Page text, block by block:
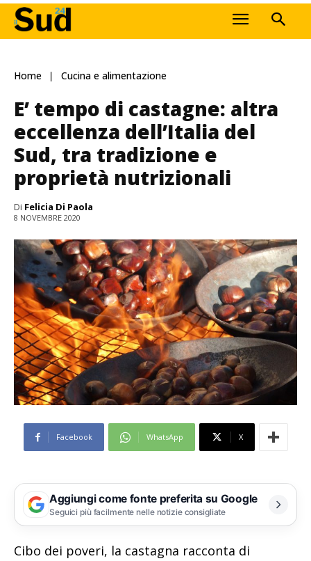
Home Cucina e alimentazione
E’ tempo di castagne: altra
eccellenza dell’Italia del
Sud, tra tradizione e
proprietà nutrizionali
Di Felicia Di Paola
8 NOVEMBRE 2020
Facebook WhatsApp X
Aggiungi come fonte preferita su Google
Seguici più facilmente nelle notizie consigliate
Cibo dei poveri, la castagna racconta di